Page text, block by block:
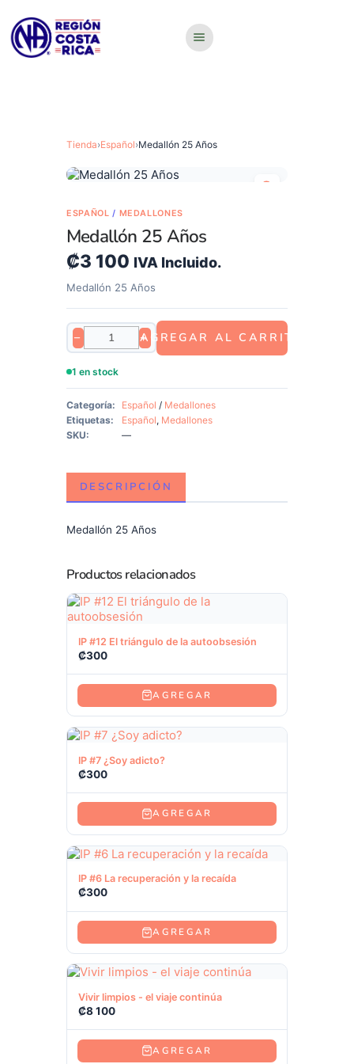
Tienda›Español›Medallón 25 Años
ESPAÑOL / MEDALLONES
Medallón 25 Años
₡3 100 IVA Incluido.
Medallón 25 Años
− +
AGREGAR AL CARRITO
1 en stock
Categoría: Español / Medallones
Etiquetas:
Español, Medallones
SKU:
—
DESCRIPCIÓN
Medallón 25 Años
Productos relacionados
Ver producto
IP #12 El triángulo de la autoobsesión
₡300
AGREGAR
Ver producto
IP #7 ¿Soy adicto?
₡300
AGREGAR
Ver producto
IP #6 La recuperación y la recaída
₡300
AGREGAR
Ver producto
Vivir limpios - el viaje continúa
₡8 100
AGREGAR